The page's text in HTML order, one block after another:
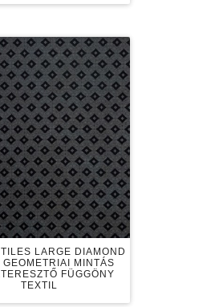
LARGE DIAMOND
GEOMETRIAI MINTÁS
FÜGGÖNY
TEXTIL